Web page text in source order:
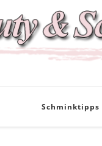
Schminktipps